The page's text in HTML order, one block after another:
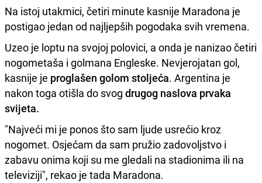
Na istoj utakmici, četiri minute kasnije Maradona je
postigao jedan od najljepših pogodaka svih vremena.
Uzeo je loptu na svojoj polovici, a onda je nanizao četiri
nogometaša i golmana Engleske. Nevjerojatan gol,
kasnije je proglašen golom stoljeća. Argentina je
nakon toga otišla do svog drugog naslova prvaka
svijeta.
"Najveći mi je ponos što sam ljude usrećio kroz
nogomet. Osjećam da sam pružio zadovoljstvo i
zabavu onima koji su me gledali na stadionima ili na
televiziji", rekao je tada Maradona.